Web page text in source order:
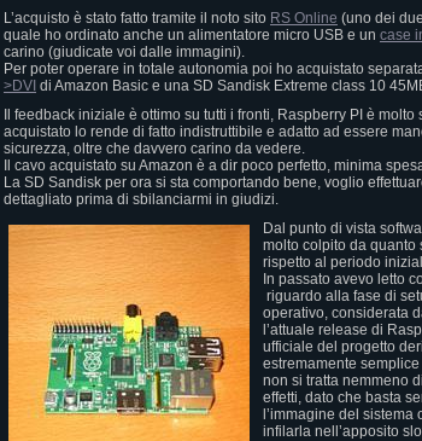
L’acquisto è stato fatto tramite il noto sito RS Online (uno dei
quale ho ordinato anche un alimentatore micro USB e un case
carino (giudicate voi dalle immagini).
Per poter operare in totale autonomia poi ho acquistato
>DVI di Amazon Basic e una SD Sandisk Extreme class 10
Il feedback iniziale è ottimo su tutti i fronti, Raspberry PI è
acquistato lo rende di fatto indistruttibile e adatto ad essere
sicurezza, oltre che davvero carino da vedere.
Il cavo acquistato su Amazon è a dir poco perfetto, minima
La SD Sandisk per ora si sta comportando bene, voglio
dettagliato prima di sbilanciarmi in giudizi.
Dal punto di vista
molto colpito da quanto
rispetto al periodo
In passato avevo letto
riguardo alla fase di
operativo, considerata
l’attuale release di
ufficiale del progetto
estremamente semplice
non si tratta nemmeno
effetti, dato che basta
l’immagine del
infilarla nell’apposito